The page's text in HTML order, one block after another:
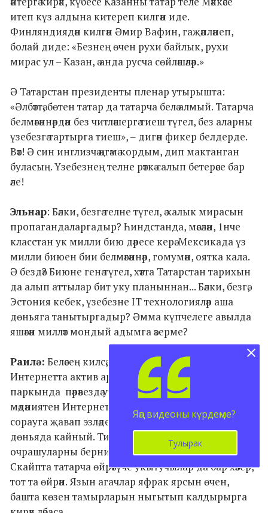
итеп күз алдына китереп килгән иде.
Финляндиядән килгән Әмир Вафин, гаҗәпләнеп,
болай диде: «Безнең өчен рухи байлык, рухи
мирас ул – Казан, ә анда русча сөйләшәләр.»
Ә Татарстан президенты пленар утырышта:
«Әлбәттә, бөтен татар да татарча белә алмый. Татарча
белмәгәннәрдән без читләшергә тиеш түгел, без аларны
үзебезгә тартырга тиеш», ‒ дигән фикер белдерде.
Вәт! Ә син инглизчә әңгәмә кордым, дип мактанган
буласың. Үзебезнең телне рәткә салып бетерәсе бар
әле!
Эльнар: Бәлки, безгә телне түгел, ә халык мирасын
пропагандаларгадыр? Һиндстанда, мәсәлән, 1нче
класстан ук милли бию дәресе керә. Мексикада үз
милли биюен бии белмәгәннәр, гомумән, оятка кала.
Ә бездә? Биюне генә түгел, хәтта Татарстан тарихын
да алып аттылар бит уку планыннан... Бәлки, безгә,
Эстония кебек, үзебезне IT технологияләр аша
дөньяга танытыргадыр? Әмма күпчелеге авылда
яшәгән милләт мондый адымга әзерме?
Раилә: Беләсең килсә, татар яшьләре бүген
Интернетта актив аралаша. Казанның IT
паркында пәрәвездә утыручы яшьләр татар телен һәм
мәдәниятен Интернетта ничек сакларга дигән
сорауга җавап эзләделәр. Милли тормыш виртуаль
дөньяда кайный. Тик виртуаль аралашу – йөзгә-йөз
очрашуларны берничек тә алмаштыра алмый!
Скайпта татарча өйрәтүче укытучылар да бар хәзер,
тот та өйрән. Язын агачлар яфрак ярсын өчен,
башта көзен тамырларын ныгытып калдырырга
Яңа видеоны күрдеңме?
Тулырак